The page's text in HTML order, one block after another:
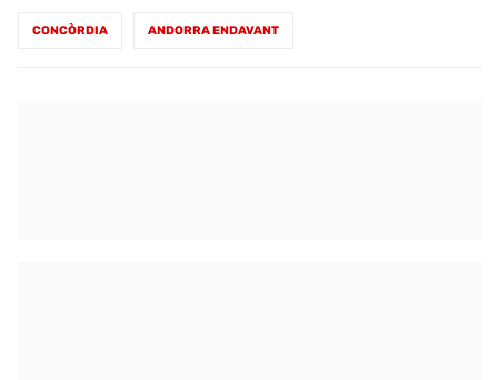
CONCÒRDIA ANDORRA ENDAVANT